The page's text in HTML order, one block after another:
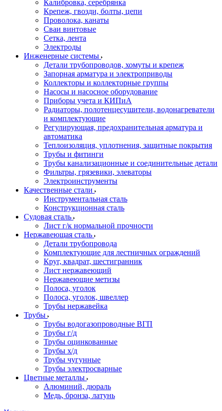
Калибровка, серебрянка
Крепеж, гвозди, болты, цепи
Проволока, канаты
Сваи винтовые
Сетка, лента
Электроды
Инженерные системы
Детали трубопроводов, хомуты и крепеж
Запорная арматура и электроприводы
Коллекторы и коллекторные группы
Насосы и насосное оборудование
Приборы учета и КИПиА
Радиаторы, полотенцесушители, водонагреватели
и комплектующие
Регулирующая, предохранительная арматура и
автоматика
Теплоизоляция, уплотнения, защитные покрытия
Трубы и фитинги
Трубы канализационные и соединительные детали
Фильтры, грязевики, элеваторы
Электроинструменты
Качественные стали
Инструментальная сталь
Конструкционная сталь
Судовая сталь
Лист г/к нормальной прочности
Нержавеющая сталь
Детали трубопровода
Комплектующие для лестничных ограждений
Круг, квадрат, шестигранник
Лист нержавеющий
Нержавеющие метизы
Полоса, уголок
Полоса, уголок, швеллер
Трубы нержавейка
Трубы
Трубы водогазопроводные ВГП
Трубы г/д
Трубы оцинкованные
Трубы х/д
Трубы чугунные
Трубы электросварные
Цветные металлы
Алюминий, дюраль
Медь, бронза, латунь